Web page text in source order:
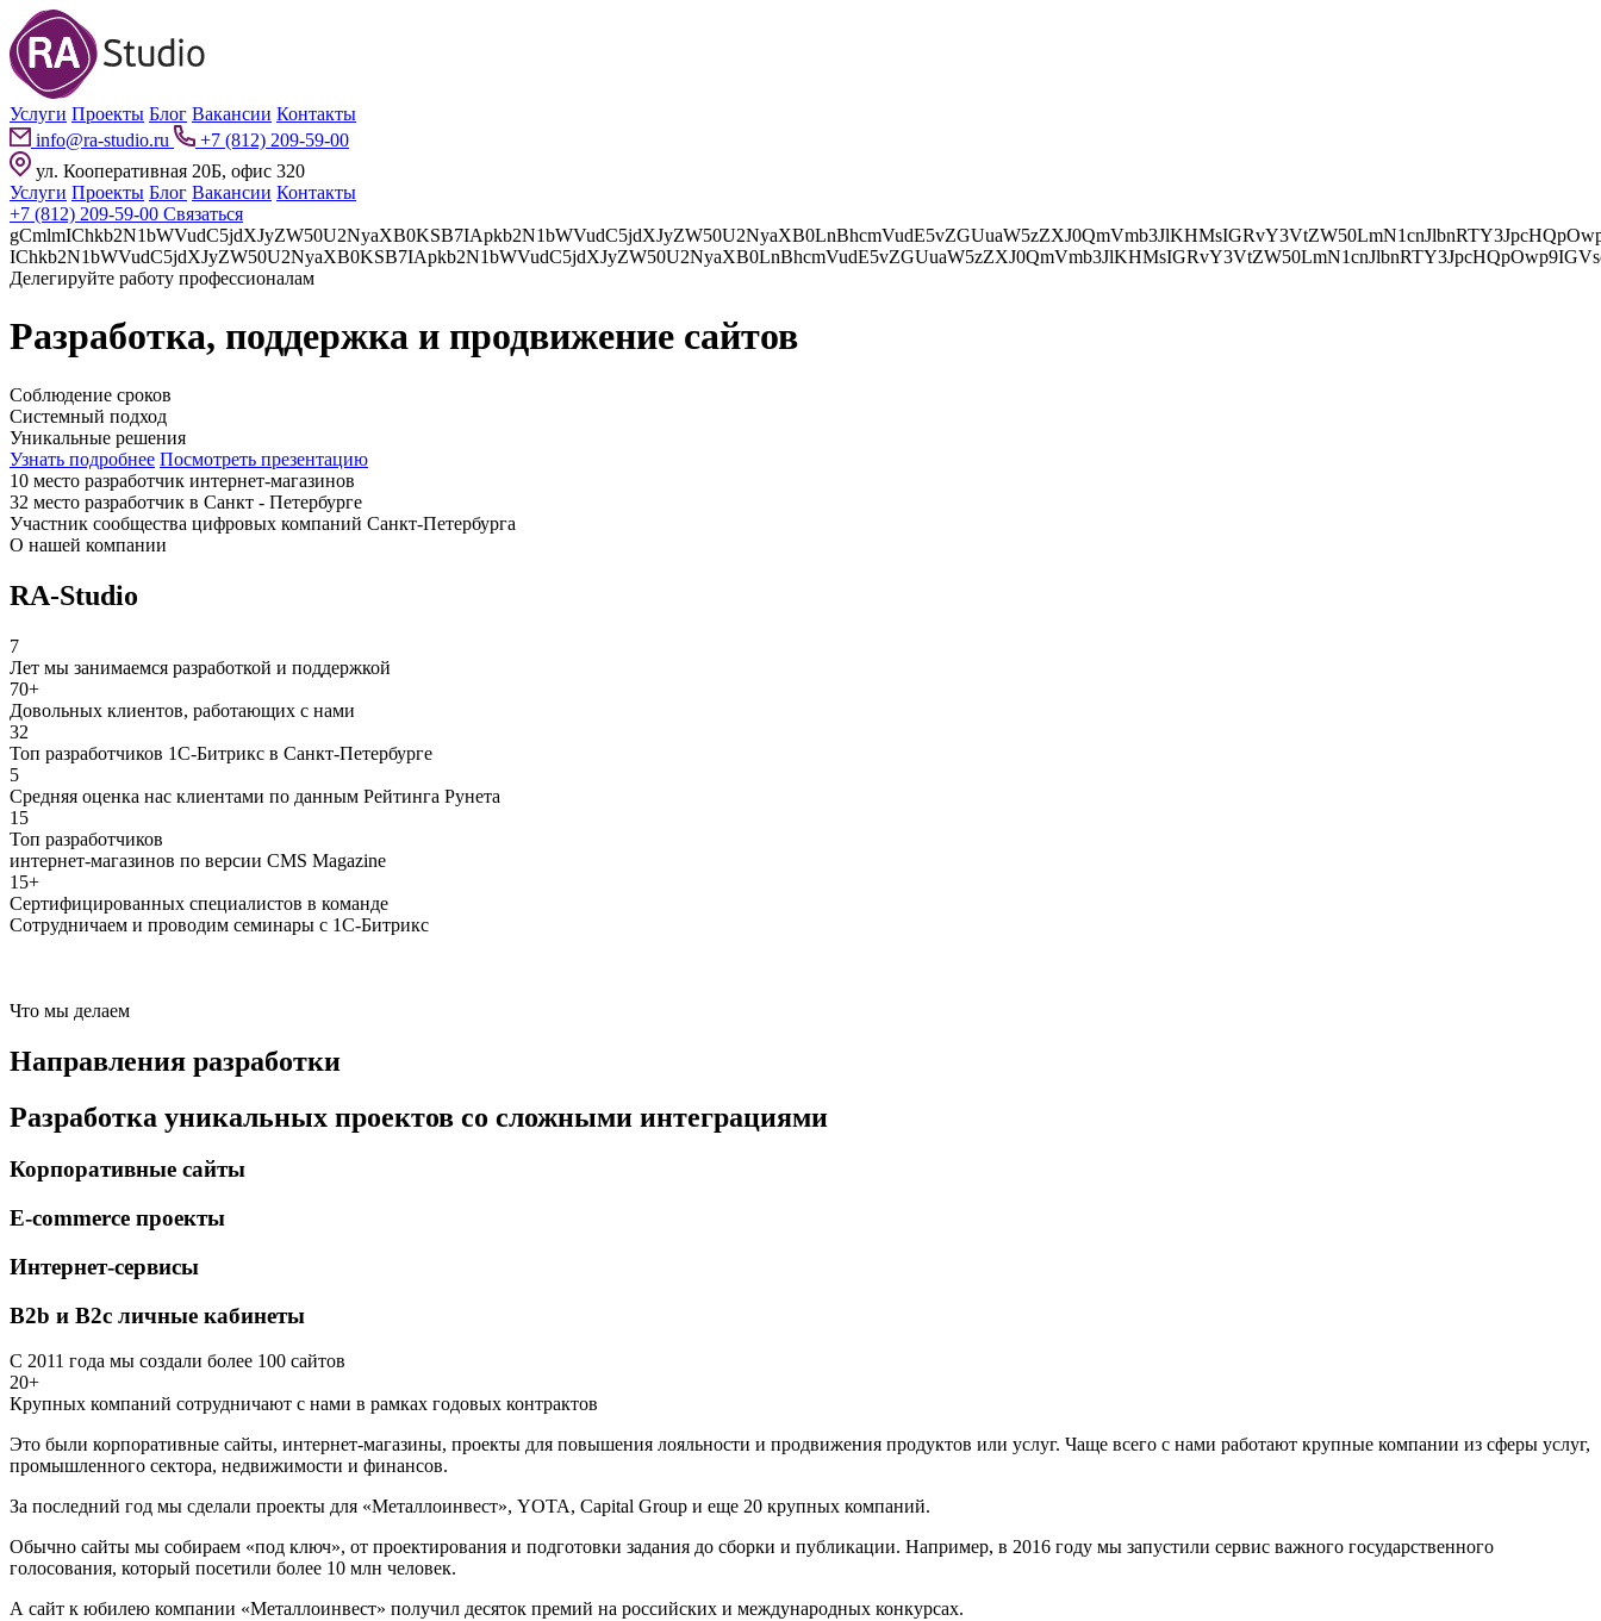
Услуги Проекты Блог Вакансии Контакты
info@ra-studio.ru
+7 (812) 209-59-00
ул. Кооперативная 20Б, офис 320
Услуги Проекты Блог Вакансии Контакты
+7 (812) 209-59-00 Связаться
gCmlmIChkb2N1bWVudC5jdXJyZW50U2NyaXB0KSB7IApkb2N1bWVudC5jdXJyZW50U2NyaXB0LnBhcmVudE5vZGUuaW5zZXJ0QmVmb3JlKHMsIGRvY3VtZW50LmN1cnJlbnRTY3JpcHQpOwp9IGVsc2UgewpkLmdldEVsZW1lbnRzQnlUYWdOYW1lKCdoZWFkJylbMF0uYXBwZW5kQ2hpbGQocyk7Cn0=">
Делегируйте работу профессионалам
Разработка, поддержка и продвижение сайтов
Соблюдение сроков
Системный подход
Уникальные решения
Узнать подробнее Посмотреть презентацию
10 место разработчик интернет-магазинов
32 место разработчик в Санкт - Петербурге
Участник сообщества цифровых компаний Санкт-Петербурга
О нашей компании
RA-Studio
7
Лет мы занимаемся разработкой и поддержкой
70+
Довольных клиентов, работающих с нами
32
Топ разработчиков 1С-Битрикс в Санкт-Петербурге
5
Средняя оценка нас клиентами по данным Рейтинга Рунета
15
Топ разработчиков
интернет-магазинов по версии CMS Magazine
15+
Сертифицированных специалистов в команде
Сотрудничаем и проводим семинары с 1С-Битрикс
Что мы делаем
Направления разработки
Разработка уникальных проектов со сложными интеграциями
Корпоративные сайты
E-commerce проекты
Интернет-сервисы
B2b и B2c личные кабинеты
С 2011 года мы создали более 100 сайтов
20+
Крупных компаний сотрудничают с нами в рамках годовых контрактов
Это были корпоративные сайты, интернет-магазины, проекты для повышения лояльности и продвижения продуктов или услуг. Чаще всего с нами работают крупные компании из сферы услуг,
промышленного сектора, недвижимости и финансов.
За последний год мы сделали проекты для «Металлоинвест», YOTA, Capital Group и еще 20 крупных компаний.
Обычно сайты мы собираем «под ключ», от проектирования и подготовки задания до сборки и публикации. Например, в 2016 году мы запустили сервис важного государственного
голосования, который посетили более 10 млн человек.
А сайт к юбилею компании «Металлоинвест» получил десяток премий на российских и международных конкурсах.